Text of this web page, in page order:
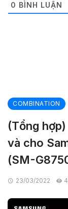
0 BÌNH LUẬN
COMBINATION
(Tổng
và cho
(SM-
23/03/2022